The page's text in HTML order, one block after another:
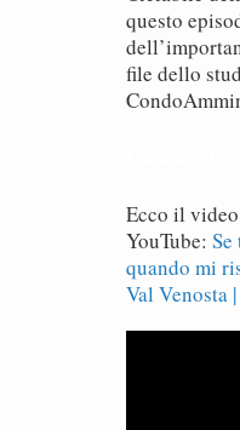
questo
file dello
Ecco il
YouTube:
quando mi
Val Venosta